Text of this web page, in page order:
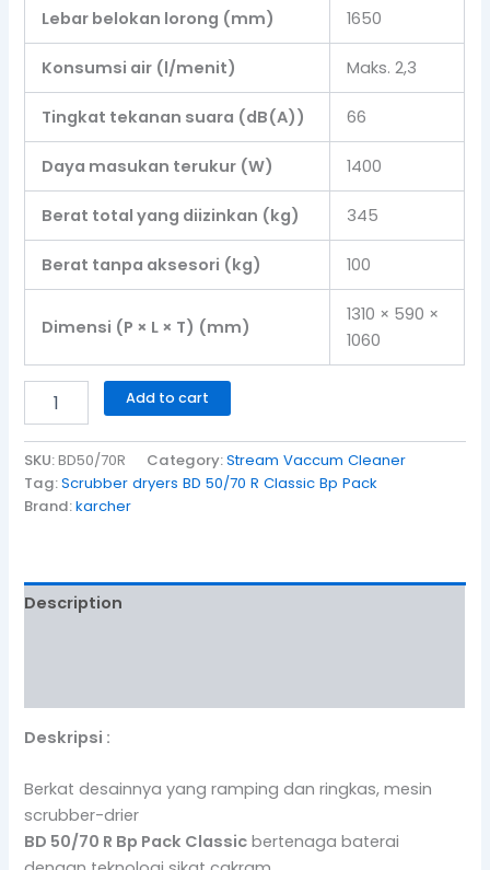
Lebar belokan lorong (mm) 1650
Konsumsi air (l/menit) Maks. 2,3
Tingkat tekanan suara (dB(A)) 66
Daya masukan terukur (W) 1400
Berat total yang diizinkan (kg) 345
Berat tanpa aksesori (kg) 100
Dimensi (P × L × T) (mm)
1310 × 590 ×
1060
Add to cart
SKU:BD50/70R Category:Stream Vaccum Cleaner
Tag:Scrubber dryers BD 50/70 R Classic Bp Pack
Brand:karcher
Description
Deskripsi :
Berkat desainnya yang ramping dan ringkas, mesin
scrubber-drier
BD 50/70 R Bp Pack Classic bertenaga baterai